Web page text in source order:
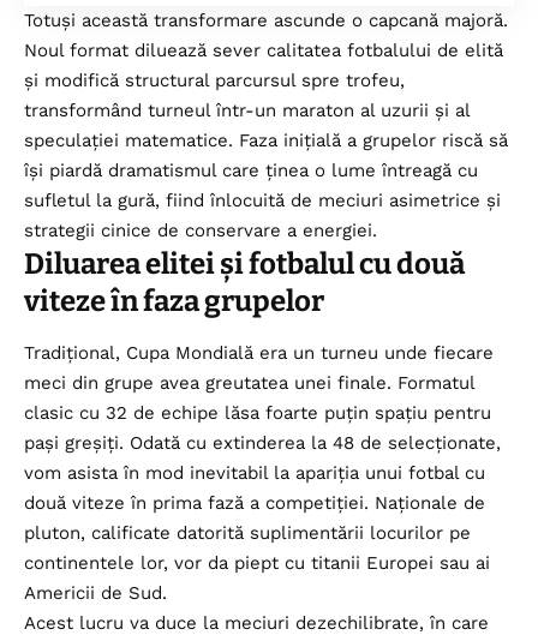
Totuși această transformare ascunde o capcană majoră.
Noul format diluează sever calitatea fotbalului de elită
și modifică structural parcursul spre trofeu,
transformând turneul într-un maraton al uzurii și al
speculației matematice. Faza inițială a grupelor riscă să
își piardă dramatismul care ținea o lume întreagă cu
sufletul la gură, fiind înlocuită de meciuri asimetrice și
strategii cinice de conservare a energiei.
Diluarea elitei și fotbalul cu două
viteze în faza grupelor
Tradițional, Cupa Mondială era un turneu unde fiecare
meci din grupe avea greutatea unei finale. Formatul
clasic cu 32 de echipe lăsa foarte puțin spațiu pentru
pași greșiți. Odată cu extinderea la 48 de selecționate,
vom asista în mod inevitabil la apariția unui fotbal cu
două viteze în prima fază a competiției. Naționale de
pluton, calificate datorită suplimentării locurilor pe
continentele lor, vor da piept cu titanii Europei sau ai
Americii de Sud.
Acest lucru va duce la meciuri dezechilibrate, în care